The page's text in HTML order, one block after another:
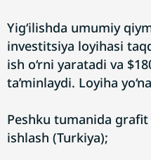
Yig‘ilishda umumiy
investitsiya loyihasi
ish o‘rni yaratadi va
ta’minlaydi. Loyiha
Peshku tumanida
ishlash (Turkiya);